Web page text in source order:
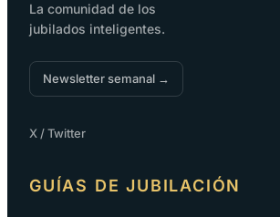
La comunidad de los
jubilados inteligentes.
Newsletter semanal →
X / Twitter
GUÍAS DE JUBILACIÓN